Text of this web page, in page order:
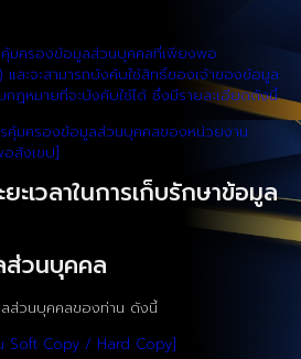
มครองข้อมูลส่วนบุคคลที่เพียงพอ
ะจะสามารถบังคับใช้สิทธิ์ของเจ้าของข้อมูล
ฎหมายที่จะบังคับใช้ได้ ซึ่งมีรายละเอียดดังนี้
รคุ้มครองข้อมูลส่วนบุคคลของหน่วยงาน
สังเขป]
ะเวลาในการเก็บรักษาข้อมูล
ส่วนบุคคล
ส่วนบุคคลของท่าน ดังนี้
Soft Copy / Hard Copy]